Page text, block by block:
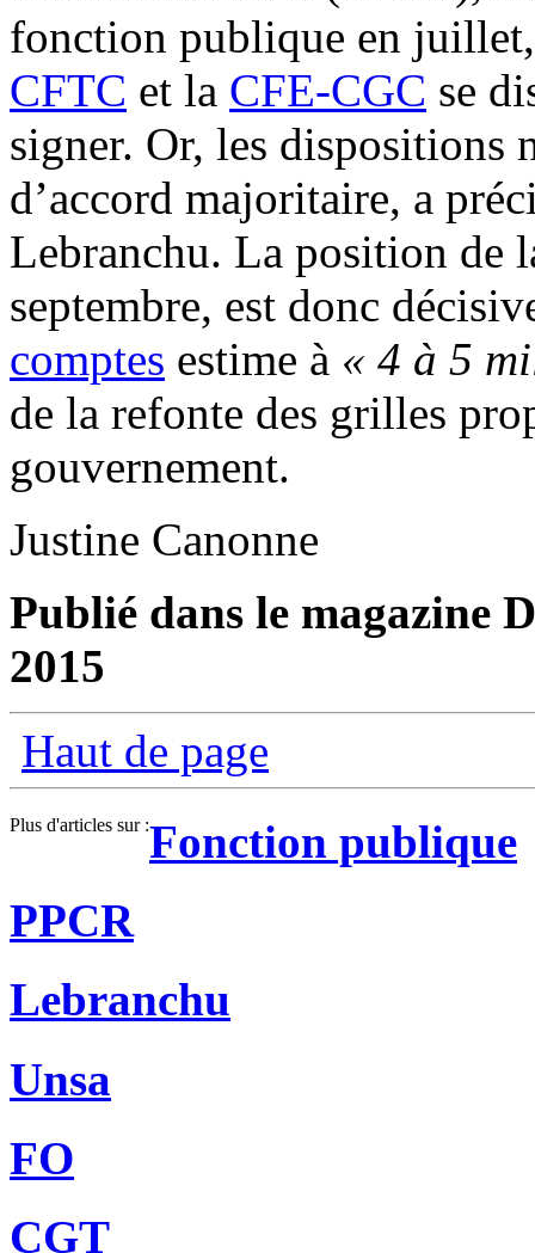
fonction publique en
CFTC et la CFE-CGC se
signer. Or, les dispositions
d’accord majoritaire, a
Lebranchu. La position de
septembre, est donc
comptes estime à « 4 à 5
de la refonte des grilles
gouvernement.
Justine Canonne
Publié dans le magazine
2015
Haut de page
Plus d'articles sur :Fonction publique
PPCR
Lebranchu
Unsa
FO
CGT